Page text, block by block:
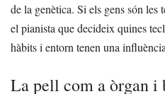
de la genètica. Si els gens són les
el pianista que decideix quines
hàbits i entorn tenen una
La pell com a òrgan